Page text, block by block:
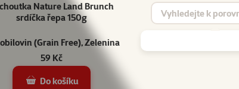
Nature Land Brunch
srdíčka řepa 150g
Vyhledat produkt
(Grain Free), Zelenina
59 Kč
Do košíku